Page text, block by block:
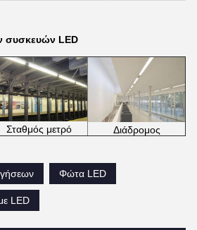
συσκευών LED
Σταθμός μετρό
Διάδρομος
Φώτα LED
LED